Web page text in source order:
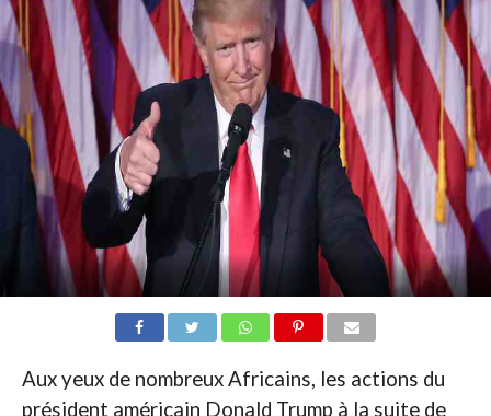
Aux yeux de nombreux Africains, les actions du
président américain Donald Trump à la suite de